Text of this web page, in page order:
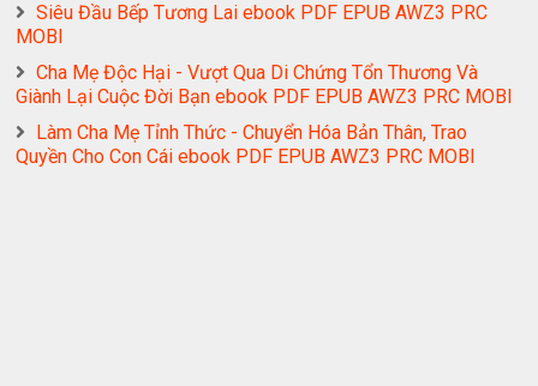
Siêu Đầu Bếp Tương Lai ebook PDF EPUB AWZ3 PRC
MOBI
Cha Mẹ Độc Hại - Vượt Qua Di Chứng Tổn Thương Và
Giành Lại Cuộc Đời Bạn ebook PDF EPUB AWZ3 PRC MOBI
Làm Cha Mẹ Tỉnh Thức - Chuyển Hóa Bản Thân, Trao
Quyền Cho Con Cái ebook PDF EPUB AWZ3 PRC MOBI